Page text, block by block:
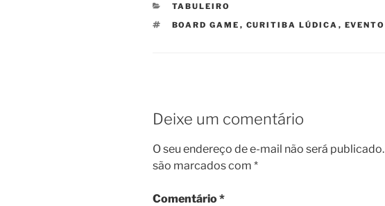
CATEGORIAS
TABULEIRO
TAGS
BOARD GAME , CURITIBA LÚDICA , EVENTO
Deixe um comentário
O seu endereço de e-mail não será publicado.
são marcados com *
Comentário*